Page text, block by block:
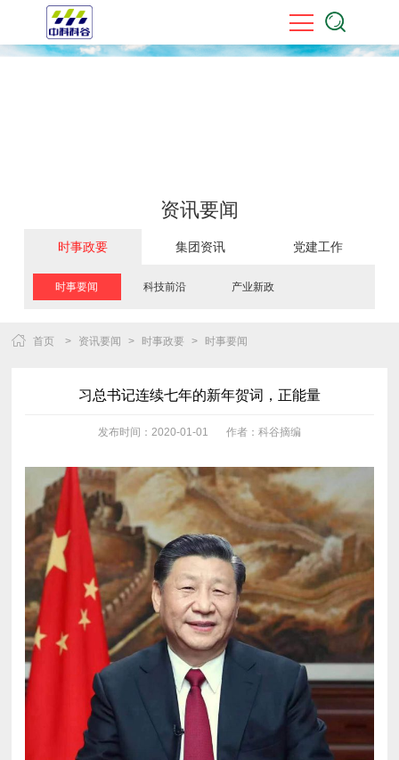
资讯要闻
时事政要 集团资讯 党建工作
时事要闻 科技前沿 产业新政
首页 > 资讯要闻 > 时事政要 > 时事要闻
习总书记连续七年的新年贺词，正能量
发布时间：2020-01-01 作者：科谷摘编